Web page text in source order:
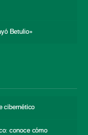
Betulio»
cibernético
conoce cómo